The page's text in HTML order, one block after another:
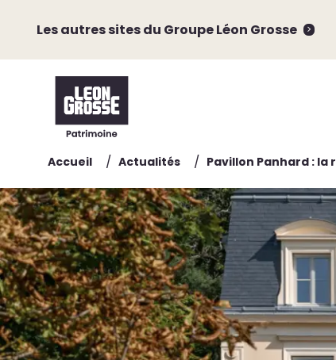
Les autres sites du Groupe Léon Grosse
Accueil / Actualités / Pavillon Panhard :